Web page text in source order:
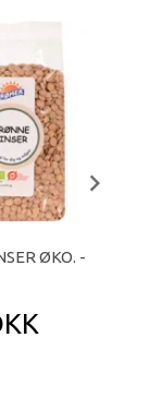
ØKO. -